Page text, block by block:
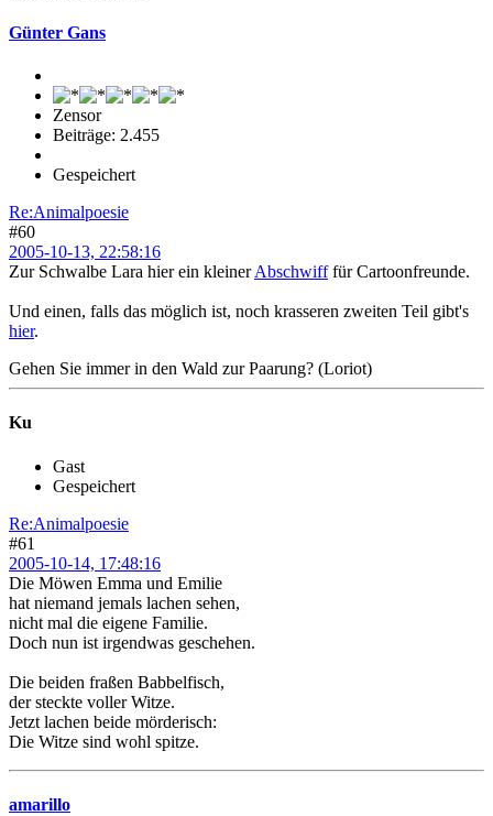
Günter Gans
Zensor
Beiträge: 2.455
Gespeichert
Re:Animalpoesie
#60
2005-10-13, 22:58:16
Zur Schwalbe Lara hier ein kleinerAbschwifffür Cartoonfreunde.
Und einen, falls das möglich ist, noch krasseren zweiten Teil gibt's
hier.
Gehen Sie immer in den Wald zur Paarung? (Loriot)
Ku
Gast
Gespeichert
Re:Animalpoesie
#61
2005-10-14, 17:48:16
Die Möwen Emma und Emilie
hat niemand jemals lachen sehen,
nicht mal die eigene Familie.
Doch nun ist irgendwas geschehen.
Die beiden fraßen Babbelfisch,
der steckte voller Witze.
Jetzt lachen beide mörderisch:
Die Witze sind wohl spitze.
amarillo